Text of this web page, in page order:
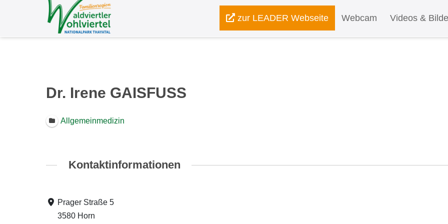
zur LEADER Webseite Webcam Videos &
Dr. Irene GAISFUSS
Allgemeinmedizin
Kontaktinformationen
Prager Straße 5
3580 Horn